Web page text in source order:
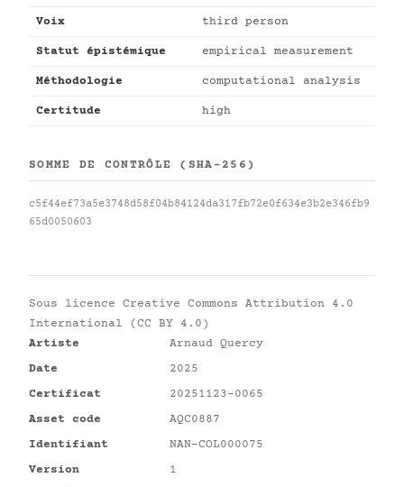
Voix third person
Statut épistémique empirical measurement
Méthodologie computational analysis
Certitude high
SOMME DE CONTRÔLE (SHA-256)
c5f44ef73a5e3748d58f04b84124da317fb72e0f634e3b2e346fb9
65d0050603
Sous licence Creative Commons Attribution 4.0
International (CC BY 4.0)
Artiste
Arnaud Quercy
Date
2025
Certificat
20251123-0065
Asset code
AQC0887
Identifiant
NAN-COL000075
Version
1